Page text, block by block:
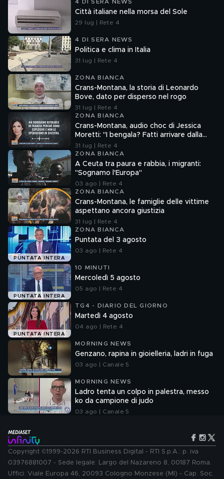
4 DI SERA NEWS
Città italiane nella morsa del Sole
29 lug | Rete 4
4 DI SERA NEWS
Politica e clima in Italia
31 lug | Rete 4
ZONA BIANCA
Crans-Montana, la storia di Leonardo
Bove, dato per disperso nel rogo
31 lug | Rete 4
ZONA BIANCA
Crans-Montana, audio choc di Jessica
Moretti: "I bengala? Fatti arrivare dalla
Francia"
31 lug | Rete 4
ZONA BIANCA
A Ceuta tra paura e rabbia, i migranti:
"Sognamo l'Europa"
03 ago | Rete 4
ZONA BIANCA
Crans-Montana, le famiglie delle vittime
aspettano ancora giustizia
31 lug | Rete 4
PUNTATA INTERA
ZONA BIANCA
Puntata del 3 agosto
03 ago | Rete 4
PUNTATA INTERA
10 MINUTI
Mercoledì 5 agosto
05 ago | Rete 4
PUNTATA INTERA
TG4 - DIARIO DEL GIORNO
Martedì 4 agosto
04 ago | Rete 4
MORNING NEWS
Genzano, rapina in gioielleria, ladri in fuga
03 ago | Canale 5
MORNING NEWS
Ladro tenta un colpo in palestra, messo
ko da campione di judo
03 ago | Canale 5
Copyright ©1999-2026 RTI Business Digital - RTI S.p.A.: p. iva
03976881007 - Sede legale: Largo del Nazareno 8, 00187 Roma.
Uffici: Viale Europa 46, 20093 Cologno Monzese (MI) - Cap. Soc.